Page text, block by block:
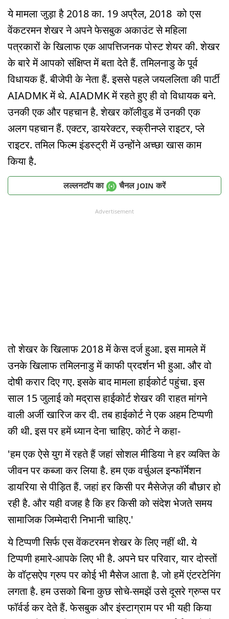
ये मामला जुड़ा है 2018 का. 19 अप्रैल, 2018 को एस
वेंकटरमन शेखर ने अपने फेसबुक अकाउंट से महिला
पत्रकारों के खिलाफ एक आपत्तिजनक पोस्ट शेयर की. शेखर
के बारे में आपको संक्षिप्त में बता देते हैं. तमिलनाडु के पूर्व
विधायक हैं. बीजेपी के नेता हैं. इससे पहले जयललिता की पार्टी
AIADMK में थे. AIADMK में रहते हुए ही वो विधायक बने.
उनकी एक और पहचान है. शेखर कॉलीवुड में उनकी एक
अलग पहचान हैं. एक्टर, डायरेक्टर, स्क्रीनप्ले राइटर, प्ले
राइटर. तमिल फिल्म इंडस्ट्री में उन्होंने अच्छा खास काम
किया है.
लल्लनटॉप का चैनल JOIN करें
Advertisement
तो शेखर के खिलाफ 2018 में केस दर्ज हुआ. इस मामले में
उनके खिलाफ तमिलनाडु में काफी प्रदर्शन भी हुआ. और वो
दोषी करार दिए गए. इसके बाद मामला हाईकोर्ट पहुंचा. इस
साल 15 जुलाई को मद्रास हाईकोर्ट शेखर की राहत मांगने
वाली अर्जी खारिज कर दी. तब हाईकोर्ट ने एक अहम टिप्पणी
की थी. इस पर हमें ध्यान देना चाहिए. कोर्ट ने कहा-
'हम एक ऐसे युग में रहते हैं जहां सोशल मीडिया ने हर व्यक्ति के
जीवन पर कब्जा कर लिया है. हम एक वर्चुअल इन्फॉर्मेशन
डायरिया से पीड़ित हैं. जहां हर किसी पर मैसेजेज़ की बौछार हो
रही है. और यही वजह है कि हर किसी को संदेश भेजते समय
सामाजिक जिम्मेदारी निभानी चाहिए.'
ये टिप्पणी सिर्फ एस वेंकटरमन शेखर के लिए नहीं थी. ये
टिप्पणी हमारे-आपके लिए भी है. अपने घर परिवार, यार दोस्तों
के वॉट्सऐप ग्रुप पर कोई भी मैसेज आता है. जो हमें एंटरटेनिंग
लगता है. हम उसको बिना कुछ सोचे-समझें उसे दूसरे ग्रुप्स पर
फॉर्वर्ड कर देते हैं. फेसबुक और इंस्टाग्राम पर भी यही किया